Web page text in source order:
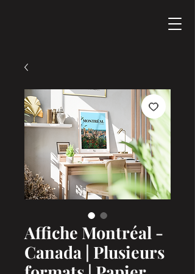
Affiche Montréal -
Canada | Plusieurs